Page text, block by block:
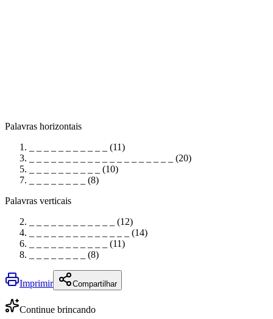
Palavras horizontais
_ _ _ _ _ _ _ _ _ _ _ (11)
_ _ _ _ _ _ _ _ _ _ _ _ _ _ _ _ _ _ _ _ (20)
_ _ _ _ _ _ _ _ _ _ (10)
_ _ _ _ _ _ _ _ (8)
Palavras verticais
_ _ _ _ _ _ _ _ _ _ _ _ (12)
_ _ _ _ _ _ _ _ _ _ _ _ _ _ (14)
_ _ _ _ _ _ _ _ _ _ _ (11)
_ _ _ _ _ _ _ _ (8)
Imprimir Compartilhar
Continue brincando